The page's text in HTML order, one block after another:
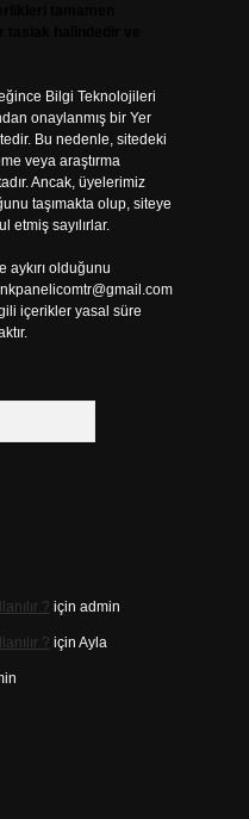
Bilgi Teknolojileri
onaylanmış bir Yer
Bu nedenle, sitedeki
veya araştırma
Ancak, üyelerimiz
taşımakta olup, siteye
etmiş sayılırlar.
aykırı olduğunu
içerikler yasal süre
? için admin
? için Ayla